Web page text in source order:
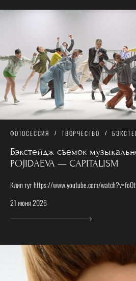
ФОТОСЕССИЯ ТВОРЧЕСТВО
Бэкстейдж съемок
POJIDAEVA — CAPITALISM
Клип тут https://www.youtube.com/
21 июня 2026